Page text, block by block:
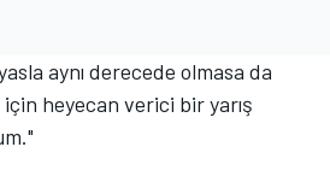
aynı derecede olmasa da
heyecan verici bir yarış